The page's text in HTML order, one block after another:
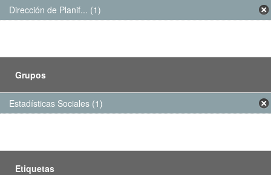
Dirección de Planif... (1)
Grupos
Estadísticas Sociales (1)
Etiquetas